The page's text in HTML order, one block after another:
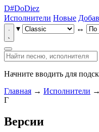
D#DoDiez
Исполнители Новые
▾ ↔
Начните вводить для
Главная → Исполнители →
Г
Версии